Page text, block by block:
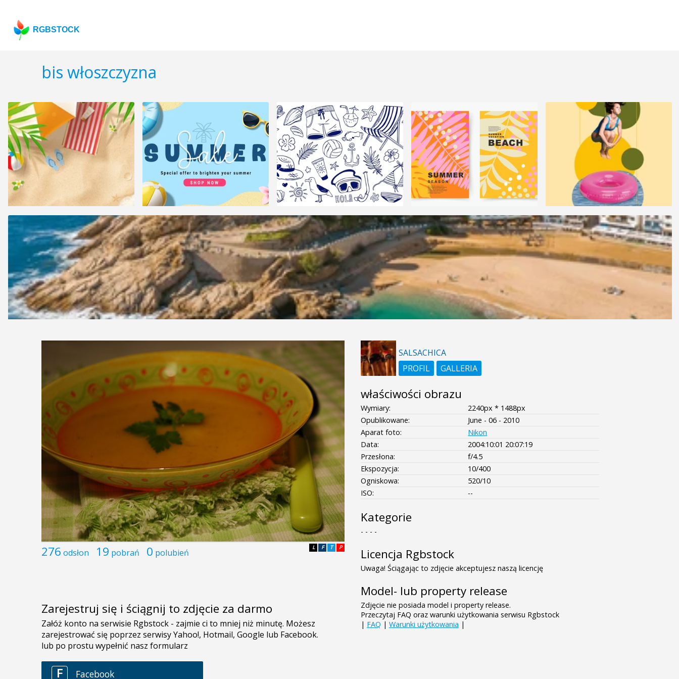
RGBSTOCK
bis włoszczyzna
276 odsłon 19 pobrań 0 polubień P
T
F
L
Zarejestruj się i ściągnij to zdjęcie za darmo
SALSACHICA
PROFIL
GALLERIA
właściwości obrazu
Wymiary:
2240px * 1488px
Opublikowane:
June - 06 - 2010
Aparat foto:
Nikon
Data:
2004:10:01 20:07:19
Przesłona:
f/4.5
Ekspozycja:
10/400
Ogniskowa:
520/10
ISO:
--
Kategorie
- - - -
Licencja Rgbstock
Uwaga! Ściągając to zdjęcie akceptujesz naszą licencję
Model- lub property release
Zdjęcie nie posiada model i property release.
Przeczytaj FAQ oraz warunki użytkowania serwisu Rgbstock
| FAQ | Warunki użytkowania |